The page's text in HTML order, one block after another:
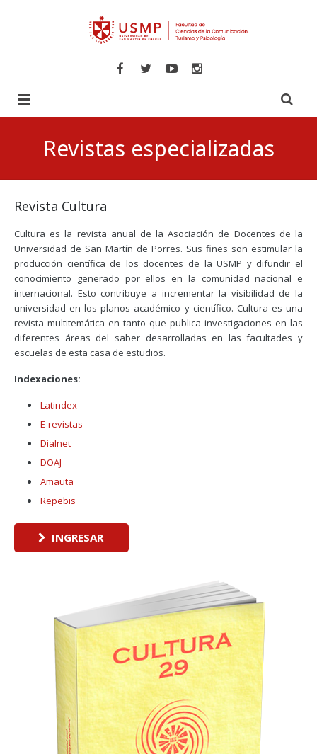
Comunicaciones
Turismo y Hotelería
Psicología
Revistas
Especializadas
Veritas
Novedades
Revistas especializadas
Revista Cultura
Cultura es la revista anual de la Asociación de Docentes de la
Universidad de San Martín de Porres. Sus fines son estimular la
producción científica de los docentes de la USMP y difundir el
conocimiento generado por ellos en la comunidad nacional e
internacional. Esto contribuye a incrementar la visibilidad de la
universidad en los planos académico y científico. Cultura es una
revista multitemática en tanto que publica investigaciones en las
diferentes áreas del saber desarrolladas en las facultades y
escuelas de esta casa de estudios.
Indexaciones:
Latindex
E-revistas
Dialnet
DOAJ
Amauta
Repebis
INGRESAR